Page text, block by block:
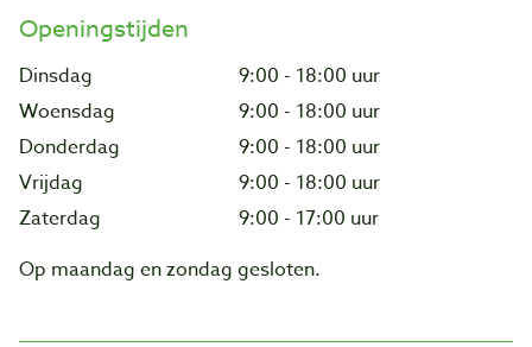
Openingstijden
Dinsdag
9:00 - 18:00 uur
Woensdag
9:00 - 18:00 uur
Donderdag
9:00 - 18:00 uur
Vrijdag
9:00 - 18:00 uur
Zaterdag
9:00 - 17:00 uur
Op maandag en zondag gesloten.